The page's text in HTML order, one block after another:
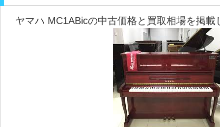
ヤマハ MC1ABicの中古価格と買取相場を掲載